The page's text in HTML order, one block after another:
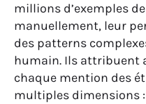
millions d’exemples
manuellement, leur
des patterns
humain. Ils attribuent
chaque mention des
multiples dimensions